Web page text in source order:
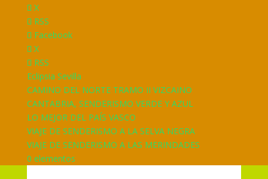
X
RSS
Facebook
X
RSS
Eclipsia Sevilla
CAMINO DEL NORTE TRAMO II VIZCAINO
CANTABRIA, SENDERISMO VERDE Y AZUL
LO MEJOR DEL PAÍS VASCO
VIAJE DE SENDERISMO A LA SELVA NEGRA
VIAJE DE SENDERISMO A LAS MERINDADES
0 elementos